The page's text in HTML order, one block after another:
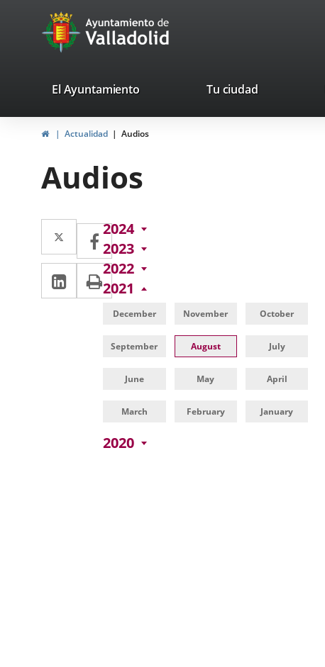
Portal
Web
Ayuntamiento
de
valladolid.es
El Ayuntamiento Tu ciudad
HomeActualidad Audios
Audios
Twitter
Enlace
a
una
aplicación
Facebook
Enlace
a
una
aplicación
Linkedin
Enlace
a
aplicación
externa.
Print
2024
2023
2022
2021
December November October
September August July
June May April
March February January
2020